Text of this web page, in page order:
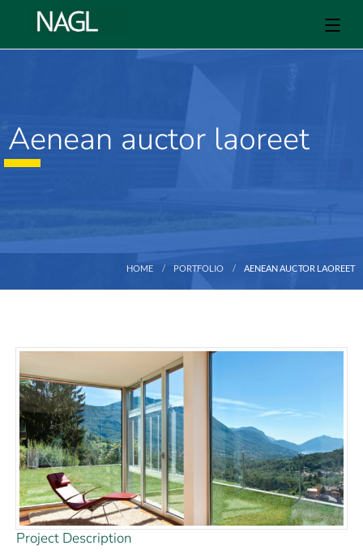
Aenean auctor laoreet
HOME PORTFOLIO AENEAN AUCTOR LAOREET
Project Description